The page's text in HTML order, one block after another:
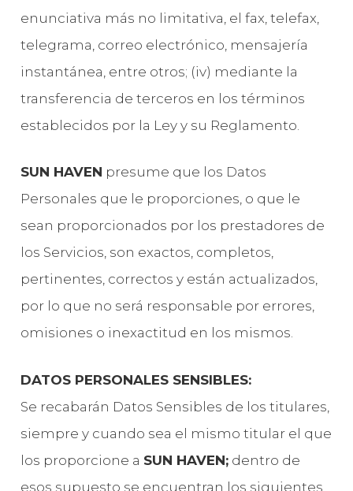
enunciativa más no limitativa, el fax, telefax,
telegrama, correo electrónico, mensajería
instantánea, entre otros; (iv) mediante la
transferencia de terceros en los términos
establecidos por la Ley y su Reglamento.
SUN HAVEN presume que los Datos
Personales que le proporciones, o que le
sean proporcionados por los prestadores de
los Servicios, son exactos, completos,
pertinentes, correctos y están actualizados,
por lo que no será responsable por errores,
omisiones o inexactitud en los mismos.
DATOS PERSONALES SENSIBLES:
Se recabarán Datos Sensibles de los titulares,
siempre y cuando sea el mismo titular el que
los proporcione a SUN HAVEN;dentro de
esos supuesto se encuentran los siguientes